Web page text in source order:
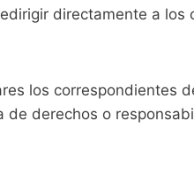
directamente a
los
derechos o